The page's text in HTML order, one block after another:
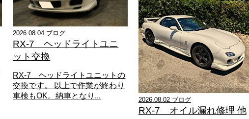
2026.08.04 ブログ
RX-7 ヘッドライトユニ
ット交換
RX-7 ヘッドライトユニットの
交換です。 以上で作業が終わり
車検もOK。納車となり...
2026.08.02 ブログ
RX-7 オイル漏れ修理 他